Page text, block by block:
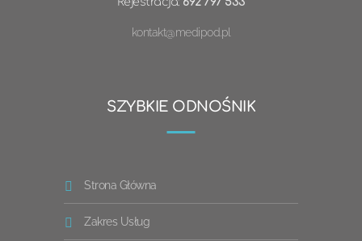
kontakt@medipod.pl
SZYBKIE ODNOŚNIK
Strona Główna
Zakres Usług